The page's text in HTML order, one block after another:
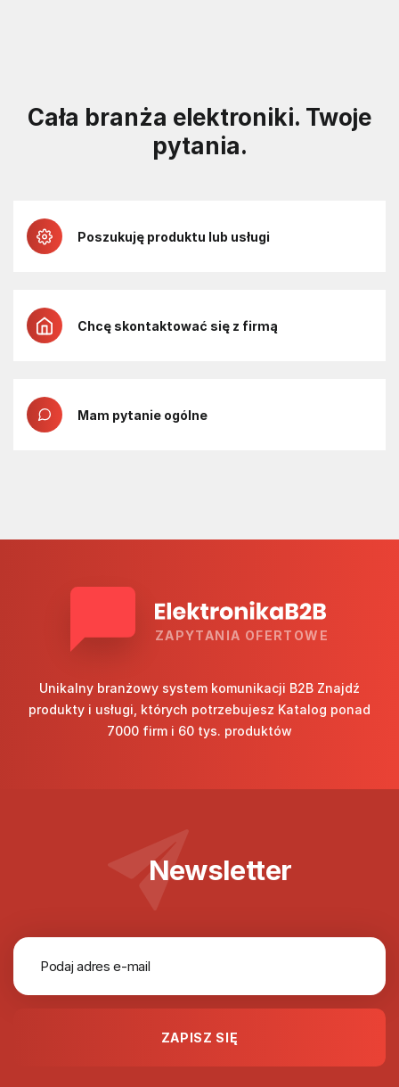
Cała branża elektroniki. Twoje
pytania.
Poszukuję produktu lub usługi
Chcę skontaktować się z firmą
Mam pytanie ogólne
ZAPYTANIA OFERTOWE
Unikalny branżowy system komunikacji B2B Znajdź
produkty i usługi, których potrzebujesz Katalog ponad
7000 firm i 60 tys. produktów
Newsletter